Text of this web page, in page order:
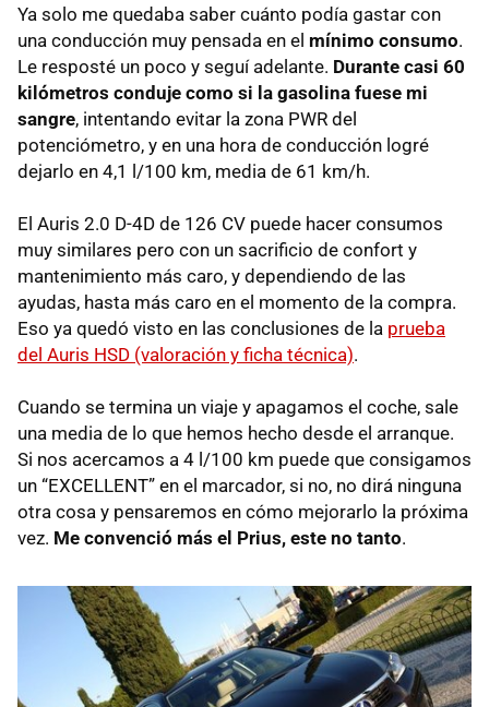
Ya solo me quedaba saber cuánto podía gastar con
una conducción muy pensada en el mínimo consumo.
Le resposté un poco y seguí adelante. Durante casi 60
kilómetros conduje como si la gasolina fuese mi
sangre, intentando evitar la zona PWR del
potenciómetro, y en una hora de conducción logré
dejarlo en 4,1 l/100 km, media de 61 km/h.
El Auris 2.0 D-4D de 126 CV puede hacer consumos
muy similares pero con un sacrificio de confort y
mantenimiento más caro, y dependiendo de las
ayudas, hasta más caro en el momento de la compra.
Eso ya quedó visto en las conclusiones de la prueba
del Auris HSD (valoración y ficha técnica).
Cuando se termina un viaje y apagamos el coche, sale
una media de lo que hemos hecho desde el arranque.
Si nos acercamos a 4 l/100 km puede que consigamos
un “EXCELLENT” en el marcador, si no, no dirá ninguna
otra cosa y pensaremos en cómo mejorarlo la próxima
vez. Me convenció más el Prius, este no tanto.